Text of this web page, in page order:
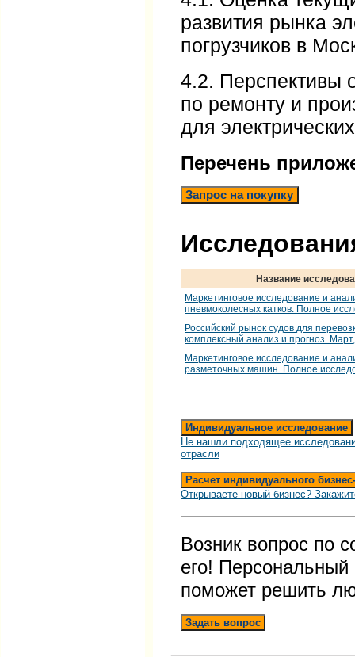
развития рынка
погрузчиков в
4.2. Перспективы
по ремонту и
для
Перечень
Запрос на покупку
Название
Маркетинговое исследование и
пневмоколесных катков. Полное
Российский рынок судов для
комплексный анализ и прогноз.
Маркетинговое исследование и
разметочных машин. Полное
Индивидуальное исследование
Не нашли подходящее
отрасли
Расчет индивидуального
Открываете новый бизнес?
Возник вопрос по
его!
поможет решить
Задать вопрос